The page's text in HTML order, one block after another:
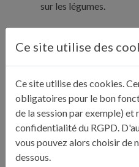
sur les légumes.
4
Dans un grand moule à
bien les bords. Dorez
jaune d'½uf.
Dessinez des losanges
Piquez la pâte au milieu
Ce site utilise des
Ce site utilise des cookies.
obligatoires pour le bon
de la session par exemple)
confidentialité du RGPD.
vous pouvez alors choisir de
dessous.